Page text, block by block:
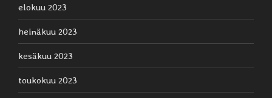
elokuu 2023
heinäkuu 2023
kesäkuu 2023
toukokuu 2023